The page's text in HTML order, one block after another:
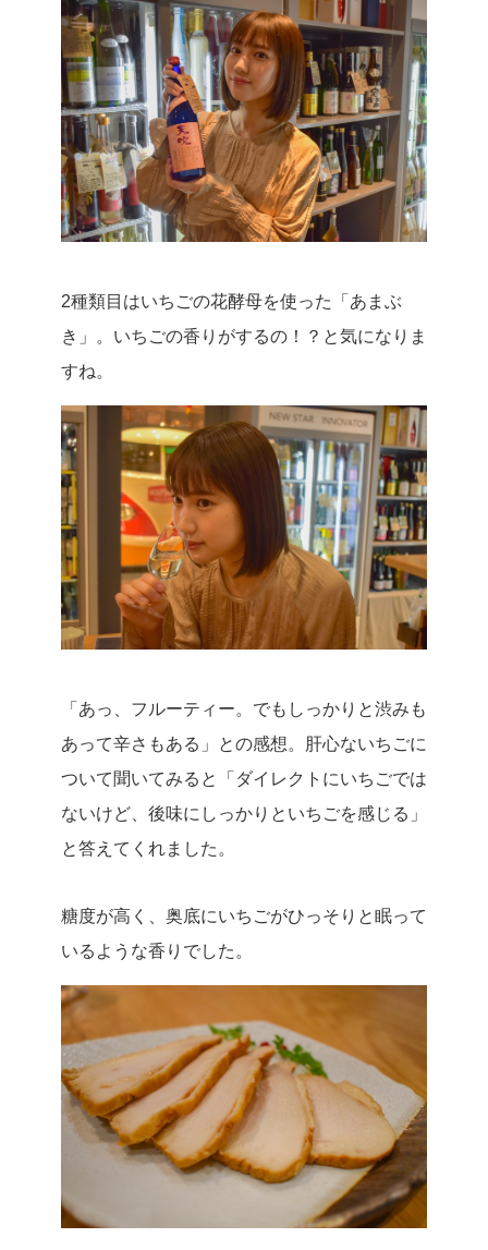
2種類目はいちごの花酵母を使った「あまぶ
き」。いちごの香りがするの！？と気になりま
すね。
「あっ、フルーティー。でもしっかりと渋みも
あって辛さもある」との感想。肝心ないちごに
ついて聞いてみると「ダイレクトにいちごでは
ないけど、後味にしっかりといちごを感じる」
と答えてくれました。
糖度が高く、奥底にいちごがひっそりと眠って
いるような香りでした。